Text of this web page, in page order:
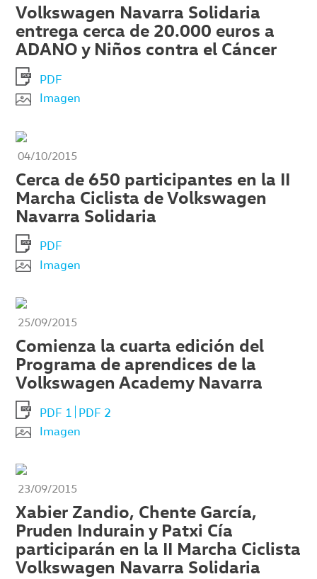
Volkswagen Navarra Solidaria
entrega cerca de 20.000 euros a
ADANO y Niños contra el Cáncer
PDF
Imagen
04/10/2015
Cerca de 650 participantes en la II
Marcha Ciclista de Volkswagen
Navarra Solidaria
PDF
Imagen
25/09/2015
Comienza la cuarta edición del
Programa de aprendices de la
Volkswagen Academy Navarra
PDF 1
PDF 2
Imagen
23/09/2015
Xabier Zandio, Chente García,
Pruden Indurain y Patxi Cía
participarán en la II Marcha Ciclista
Volkswagen Navarra Solidaria